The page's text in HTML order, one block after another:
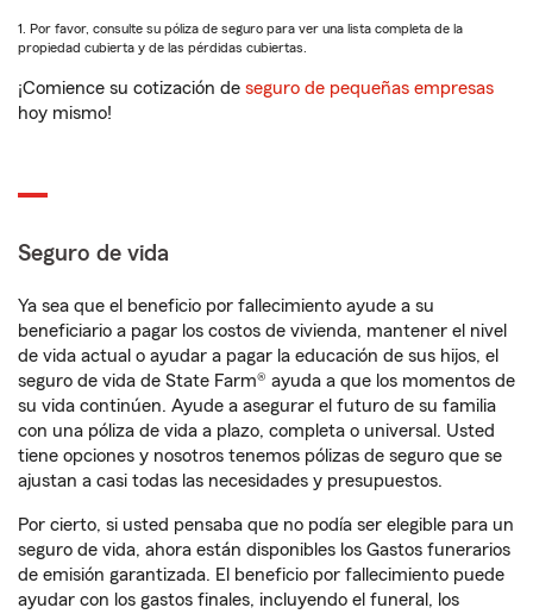
1. Por favor, consulte su póliza de seguro para ver una lista completa de la
propiedad cubierta y de las pérdidas cubiertas.
¡Comience su cotización de seguro de pequeñas empresas
hoy mismo!
Seguro de vida
Ya sea que el beneficio por fallecimiento ayude a su
beneficiario a pagar los costos de vivienda, mantener el nivel
de vida actual o ayudar a pagar la educación de sus hijos, el
seguro de vida de State Farm® ayuda a que los momentos de
su vida continúen. Ayude a asegurar el futuro de su familia
con una póliza de vida a plazo, completa o universal. Usted
tiene opciones y nosotros tenemos pólizas de seguro que se
ajustan a casi todas las necesidades y presupuestos.
Por cierto, si usted pensaba que no podía ser elegible para un
seguro de vida, ahora están disponibles los Gastos funerarios
de emisión garantizada. El beneficio por fallecimiento puede
ayudar con los gastos finales, incluyendo el funeral, los